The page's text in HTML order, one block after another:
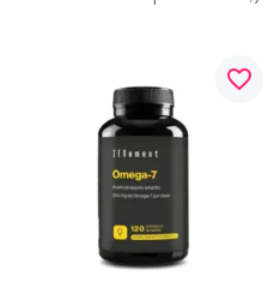
favorite_border